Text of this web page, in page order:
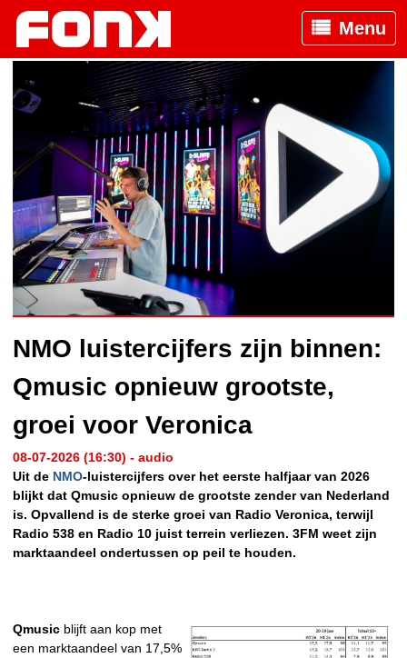
Menu
NMO luistercijfers zijn binnen:
Qmusic opnieuw grootste,
groei voor Veronica
08-07-2026 (16:30) - audio
Uit de NMO-luistercijfers over het eerste halfjaar van 2026
blijkt dat Qmusic opnieuw de grootste zender van Nederland
is. Opvallend is de sterke groei van Radio Veronica, terwijl
Radio 538 en Radio 10 juist terrein verliezen. 3FM weet zijn
marktaandeel ondertussen op peil te houden.
Qmusic blijft aan kop met
een marktaandeel van 17,5%